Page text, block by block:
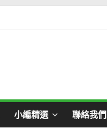
小編精選 聯絡我們